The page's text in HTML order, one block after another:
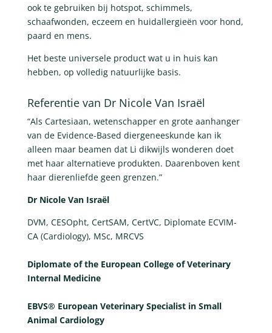
ook te gebruiken bij hotspot, schimmels,
schaafwonden, eczeem en huidallergieën voor hond,
paard en mens.
Het beste universele product wat u in huis kan
hebben, op volledig natuurlijke basis.
Referentie van Dr Nicole Van Israël
“Als Cartesiaan, wetenschapper en grote aanhanger
van de Evidence-Based diergeneeskunde kan ik
alleen maar beamen dat Li dikwijls wonderen doet
met haar alternatieve produkten. Daarenboven kent
haar dierenliefde geen grenzen.”
Dr Nicole Van Israël
DVM, CESOpht, CertSAM, CertVC, Diplomate ECVIM-
CA (Cardiology), MSc, MRCVS
Diplomate of the European College of Veterinary
Internal Medicine
EBVS® European Veterinary Specialist in Small
Animal Cardiology